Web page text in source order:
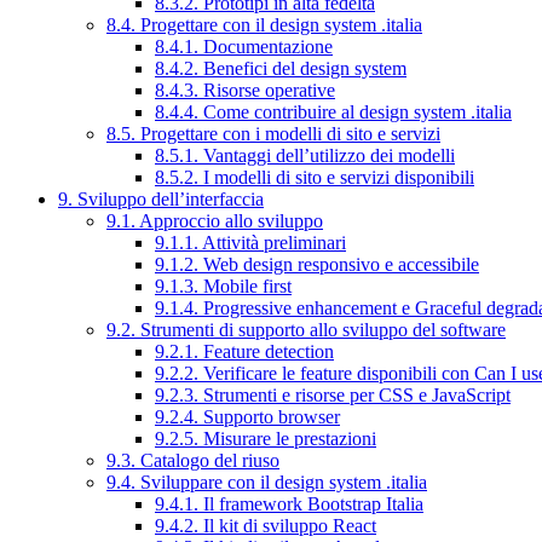
8.4. Progettare con il design system .italia
8.4.1. Documentazione
8.4.2. Benefici del design system
8.4.3. Risorse operative
8.4.4. Come contribuire al design system .italia
8.5. Progettare con i modelli di sito e servizi
8.5.1. Vantaggi dell’utilizzo dei modelli
8.5.2. I modelli di sito e servizi disponibili
9. Sviluppo dell’interfaccia
9.1. Approccio allo sviluppo
9.1.1. Attività preliminari
9.1.2. Web design responsivo e accessibile
9.1.3. Mobile first
9.1.4. Progressive enhancement e Graceful
9.2. Strumenti di supporto allo sviluppo del software
9.2.1. Feature detection
9.2.2. Verificare le feature disponibili con Can I
9.2.3. Strumenti e risorse per CSS e JavaScript
9.2.4. Supporto browser
9.2.5. Misurare le prestazioni
9.3. Catalogo del riuso
9.4. Sviluppare con il design system .italia
9.4.1. Il framework Bootstrap Italia
9.4.2. Il kit di sviluppo React